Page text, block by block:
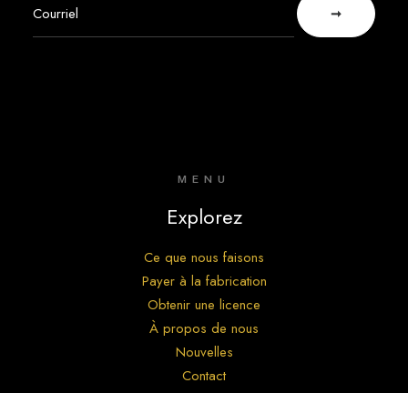
MENU
Explorez
Ce que nous faisons
Payer à la fabrication
Obtenir une licence
À propos de nous
Nouvelles
Contact